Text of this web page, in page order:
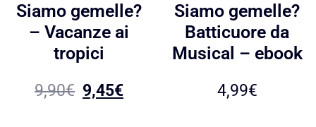
Siamo gemelle?
– Vacanze ai
tropici
9,90€ 9,45€
Siamo gemelle?
Batticuore da
Musical – ebook
4,99€